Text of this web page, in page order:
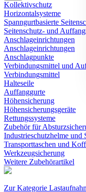
Kollektivschutz
Horizontalsysteme
Spanngurtbasierte
Seitenschutz- und
Anschlageinrichtungen
Anschlageinrichtungen
Anschlagpunkte
Verbindungsmittel und
Verbindungsmittel
Halteseile
Auffanggurte
Höhensicherung
Höhensicherungsgeräte
Rettungssysteme
Zubehör für
Industrieschutzhelme und
Transporttaschen und
Werkzeugsicherung
Weitere Zubehörartikel
Zur Kategorie